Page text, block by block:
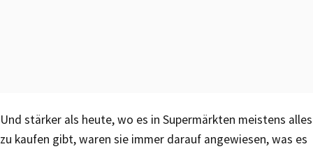
Und stärker als heute, wo es in Supermärkten meistens alles
zu kaufen gibt, waren sie immer darauf angewiesen, was es